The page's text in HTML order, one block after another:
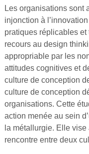
Les organisations sont
injonction à
pratiques réplicables
recours au design
appropriable par les
attitudes cognitives et
culture de conception
culture de conception
organisations. Cette
action menée au sein
la métallurgie. Elle
rencontre entre deux